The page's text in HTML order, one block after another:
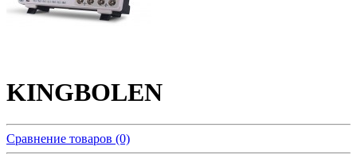
KINGBOLEN
Сравнение товаров (0)